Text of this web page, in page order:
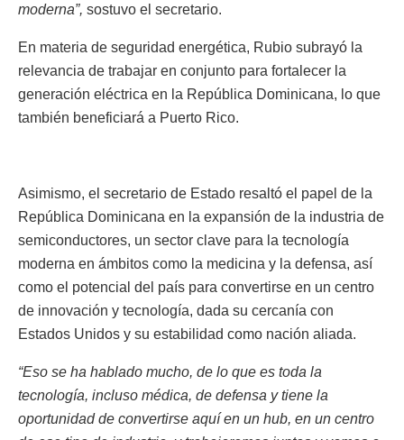
moderna”, sostuvo el secretario.
En materia de seguridad energética, Rubio subrayó la
relevancia de trabajar en conjunto para fortalecer la
generación eléctrica en la República Dominicana, lo que
también beneficiará a Puerto Rico.
Asimismo, el secretario de Estado resaltó el papel de la
República Dominicana en la expansión de la industria de
semiconductores, un sector clave para la tecnología
moderna en ámbitos como la medicina y la defensa, así
como el potencial del país para convertirse en un centro
de innovación y tecnología, dada su cercanía con
Estados Unidos y su estabilidad como nación aliada.
“Eso se ha hablado mucho, de lo que es toda la
tecnología, incluso médica, de defensa y tiene la
oportunidad de convertirse aquí en un hub, en un centro